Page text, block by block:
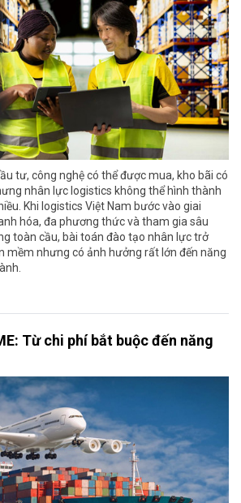
tư, công nghệ có thể được mua, kho bãi có
nhân lực logistics không thể hình thành
Khi logistics Việt Nam bước vào giai
hóa, đa phương thức và tham gia sâu
toàn cầu, bài toán đào tạo nhân lực trở
mềm nhưng có ảnh hưởng rất lớn đến năng
Từ chi phí bắt buộc đến năng